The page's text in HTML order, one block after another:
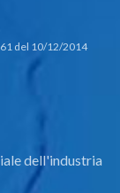
del 10/12/2014
dell'industria